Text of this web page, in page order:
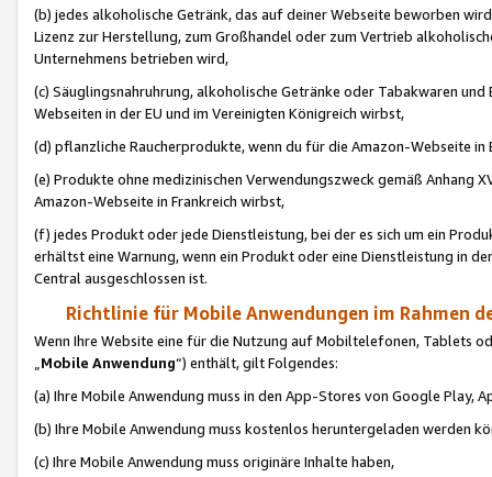
(b) jedes alkoholische Getränk, das auf deiner Webseite beworben
Lizenz zur Herstellung, zum Großhandel oder zum Vertrieb
Unternehmens betrieben wird,
(c) Säuglingsnahruhrung, alkoholische Getränke oder Tabakwaren
Webseiten in der EU und im Vereinigten Königreich wirbst,
(d) pflanzliche Raucherprodukte, wenn du für die Amazon-Webseite in
(e) Produkte ohne medizinischen Verwendungszweck gemäß Anhang
Amazon-Webseite in Frankreich wirbst,
(f) jedes Produkt oder jede Dienstleistung, bei der es sich um ein
erhältst eine Warnung, wenn ein Produkt oder eine Dienstleistung in
Central ausgeschlossen ist.
Richtlinie für Mobile Anwendungen im Rahmen
Wenn Ihre Website eine für die Nutzung auf Mobiltelefonen, Tablets
„Mobile Anwendung“) enthält, gilt Folgendes:
(a) Ihre Mobile Anwendung muss in den App-Stores von Google Play,
(b) Ihre Mobile Anwendung muss kostenlos heruntergeladen werden
(c) Ihre Mobile Anwendung muss originäre Inhalte haben,